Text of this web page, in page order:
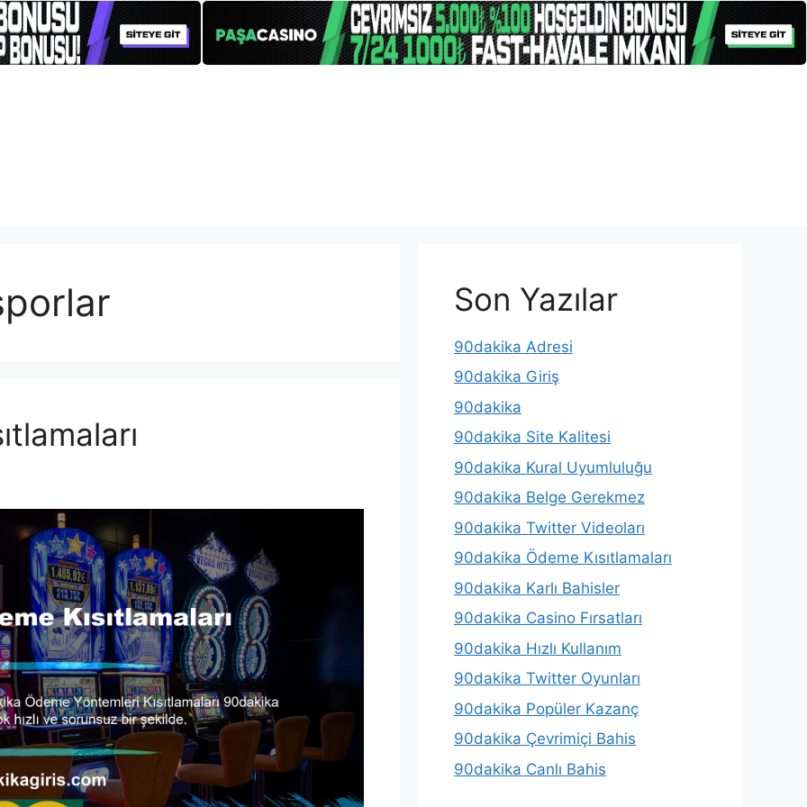
Son Yazılar
90dakika Adresi
90dakika Giriş
90dakika
90dakika Site Kalitesi
90dakika Kural Uyumluluğu
90dakika Belge Gerekmez
90dakika Twitter Videoları
90dakika Ödeme Kısıtlamaları
90dakika Karlı Bahisler
90dakika Casino Fırsatları
90dakika Hızlı Kullanım
90dakika Twitter Oyunları
90dakika Popüler Kazanç
90dakika Çevrimiçi Bahis
90dakika Canlı Bahis